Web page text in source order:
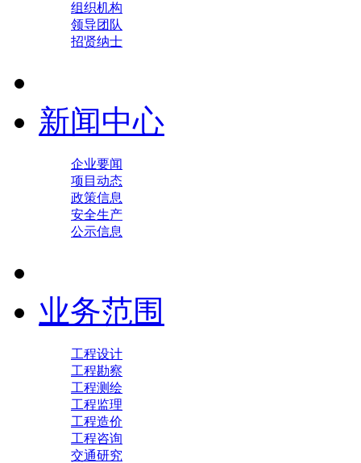
组织机构
领导团队
招贤纳士
新闻中心
企业要闻
项目动态
政策信息
安全生产
公示信息
业务范围
工程设计
工程勘察
工程测绘
工程监理
工程造价
工程咨询
交通研究